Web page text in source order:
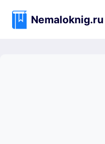
содержимому
Nemaloknig.ru